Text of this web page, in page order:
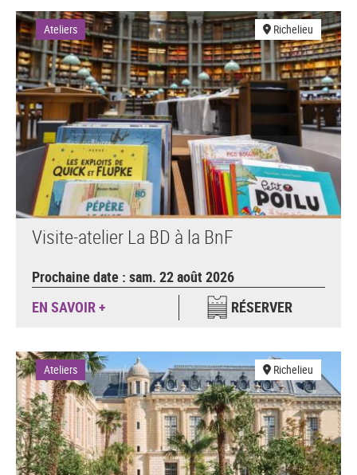
Ateliers Richelieu
Visite-atelier La BD à la BnF
Prochaine date : sam. 22 août 2026
EN SAVOIR +
RÉSERVER
Ateliers Richelieu